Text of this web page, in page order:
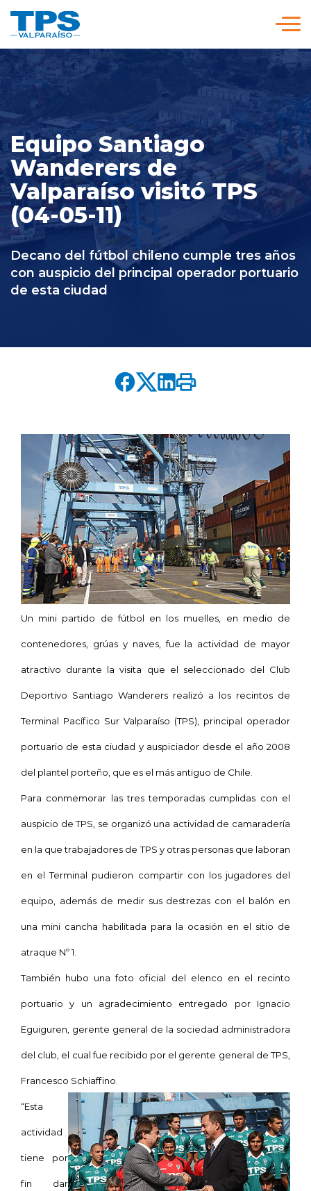
Somos TPS
Nuestra Visión Estratégica
Servicios y Tarifas
Políticas y Procedimientos
Prensa
Equipo Santiago
Wanderers de
Valparaíso visitó TPS
(04-05-11)
Decano del fútbol chileno cumple tres años
con auspicio del principal operador portuario
de esta ciudad
Un mini partido de fútbol en los muelles, en medio de
contenedores, grúas y naves, fue la actividad de mayor
atractivo durante la visita que el seleccionado del Club
Deportivo Santiago Wanderers realizó a los recintos de
Terminal Pacífico Sur Valparaíso (TPS), principal operador
portuario de esta ciudad y auspiciador desde el año 2008
del plantel porteño, que es el más antiguo de Chile.
Para conmemorar las tres temporadas cumplidas con el
auspicio de TPS, se organizó una actividad de camaradería
en la que trabajadores de TPS y otras personas que laboran
en el Terminal pudieron compartir con los jugadores del
equipo, además de medir sus destrezas con el balón en
una mini cancha habilitada para la ocasión en el sitio de
atraque Nº 1.
También hubo una foto oficial del elenco en el recinto
portuario y un agradecimiento entregado por Ignacio
Eguiguren, gerente general de la sociedad administradora
del club, el cual fue recibido por el gerente general de TPS,
Francesco Schiaffino.
“Esta
actividad
tiene por
fin dar